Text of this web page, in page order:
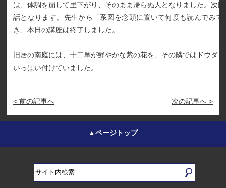
は、体調を崩して里下がり、そのまま帰らぬ人となりました。次
話となります。先生から「系図を念頭に置いて何度も読んでみ
き、本日の講座は終了しました。
旧居の南庭には、十二単が鮮やかな紫の花を、その隣ではドウダ
いっぱい付けていました。
< 前の記事へ 次の記事へ >
▲ページトップ